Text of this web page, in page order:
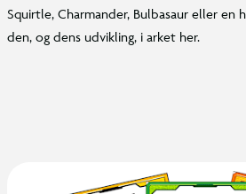
Squirtle, Charmander, Bulbasaur eller en
den, og dens udvikling, i arket her.